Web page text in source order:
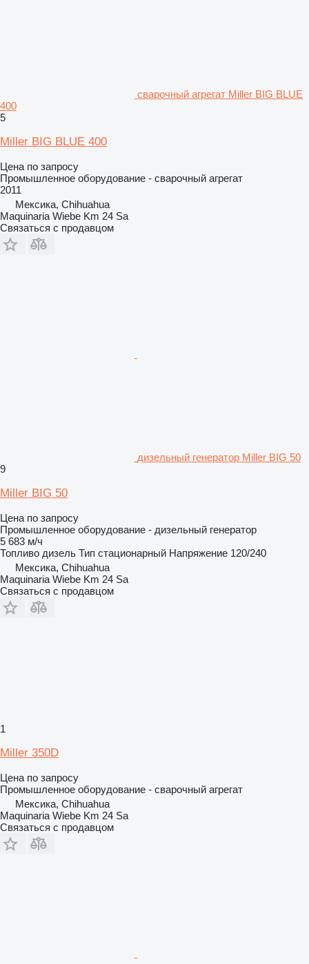
сварочный агрегат Miller BIG BLUE
400
5
Miller BIG BLUE 400
Цена по запросу
Промышленное оборудование - сварочный агрегат
2011
Мексика, Chihuahua
Maquinaria Wiebe Km 24 Sa
Связаться с продавцом
дизельный генератор Miller BIG 50
9
Miller BIG 50
Цена по запросу
Промышленное оборудование - дизельный генератор
5 683 м/ч
Топливо дизель Тип стационарный Напряжение 120/240
Мексика, Chihuahua
Maquinaria Wiebe Km 24 Sa
Связаться с продавцом
1
Miller 350D
Цена по запросу
Промышленное оборудование - сварочный агрегат
Мексика, Chihuahua
Maquinaria Wiebe Km 24 Sa
Связаться с продавцом